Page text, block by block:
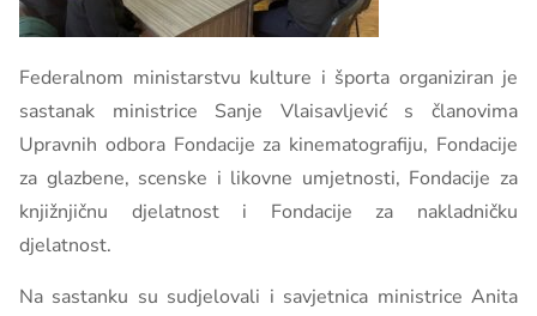
Federalnom ministarstvu kulture i športa organiziran je
sastanak ministrice Sanje Vlaisavljević s članovima
Upravnih odbora Fondacije za kinematografiju, Fondacije
za glazbene, scenske i likovne umjetnosti, Fondacije za
knjižnjičnu djelatnost i Fondacije za nakladničku
djelatnost.
Na sastanku su sudjelovali i savjetnica ministrice Anita